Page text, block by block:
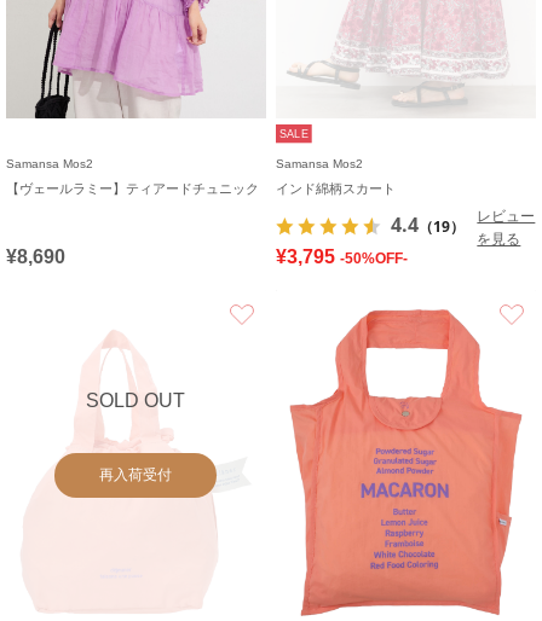
Samansa Mos2
【ヴェールラミー】ティアードチュニック
¥8,690
SALE
Samansa Mos2
インド綿柄スカート
4.4 （19）
レビュー
を見る
¥3,795 -50%OFF-
SOLD OUT
再入荷受付